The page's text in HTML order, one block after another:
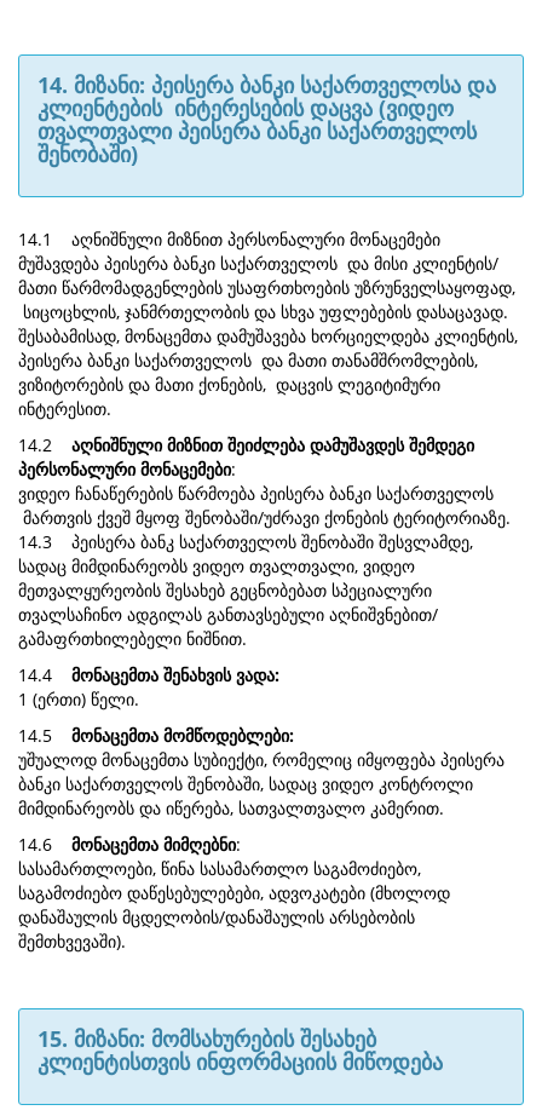
14. მიზანი: პეისერა ბანკი საქართველოსა და
კლიენტების ინტერესების დაცვა (ვიდეო
თვალთვალი პეისერა ბანკი საქართველოს
შენობაში)
14.1 აღნიშნული მიზნით პერსონალური მონაცემები
მუშავდება პეისერა ბანკი საქართველოს და მისი კლიენტის/
მათი წარმომადგენლების უსაფრთხოების უზრუნველსაყოფად,
სიცოცხლის, ჯანმრთელობის და სხვა უფლებების დასაცავად.
შესაბამისად, მონაცემთა დამუშავება ხორციელდება კლიენტის,
პეისერა ბანკი საქართველოს და მათი თანამშრომლების,
ვიზიტორების და მათი ქონების, დაცვის ლეგიტიმური
ინტერესით.
14.2 აღნიშნული მიზნით შეიძლება დამუშავდეს შემდეგი
პერსონალური მონაცემები:
ვიდეო ჩანაწერების წარმოება პეისერა ბანკი საქართველოს
მართვის ქვეშ მყოფ შენობაში/უძრავი ქონების ტერიტორიაზე.
14.3 პეისერა ბანკ საქართველოს შენობაში შესვლამდე,
სადაც მიმდინარეობს ვიდეო თვალთვალი, ვიდეო
მეთვალყურეობის შესახებ გეცნობებათ სპეციალური
თვალსაჩინო ადგილას განთავსებული აღნიშვნებით/
გამაფრთხილებელი ნიშნით.
14.4 მონაცემთა შენახვის ვადა:
1 (ერთი) წელი.
14.5 მონაცემთა მომწოდებლები:
უშუალოდ მონაცემთა სუბიექტი, რომელიც იმყოფება პეისერა
ბანკი საქართველოს შენობაში, სადაც ვიდეო კონტროლი
მიმდინარეობს და იწერება, სათვალთვალო კამერით.
14.6 მონაცემთა მიმღებნი:
სასამართლოები, წინა სასამართლო საგამოძიებო,
საგამოძიებო დაწესებულებები, ადვოკატები (მხოლოდ
დანაშაულის მცდელობის/დანაშაულის არსებობის
შემთხვევაში).
15. მიზანი: მომსახურების შესახებ
კლიენტისთვის ინფორმაციის მიწოდება